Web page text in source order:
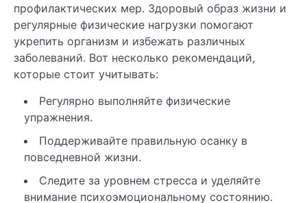
профилактических мер. Здоровый образ жизни и
регулярные физические нагрузки помогают
укрепить организм и избежать различных
заболеваний. Вот несколько рекомендаций,
которые стоит учитывать:
Регулярно выполняйте физические
упражнения.
Поддерживайте правильную осанку в
повседневной жизни.
Следите за уровнем стресса и уделяйте
внимание психоэмоциональному состоянию.